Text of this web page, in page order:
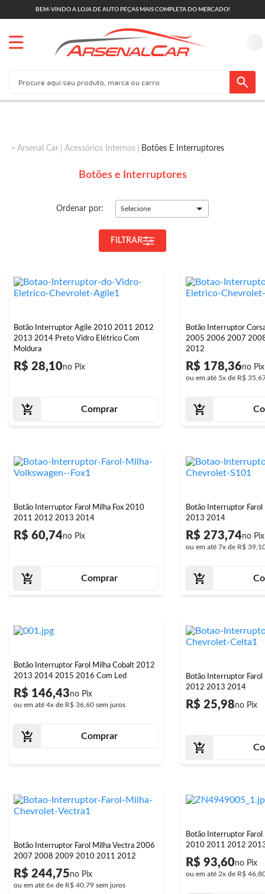
BEM-VINDO A LOJA DE AUTO PEÇAS MAIS COMPLETA DO MERCADO!
Arsenal Car Acessórios Internos Botões E Interruptores
Botões e Interruptores
Ordenar por: Selecione
FILTRAR
Botão Interruptor Agile 2010 2011 2012
2013 2014 Preto Vidro Elétrico Com
Moldura
R$ 28,10
Comprar
Botão Interruptor
2005 2006 2007
2012
R$ 178,36
ou em até 5x de R$
Botão Interruptor Farol Milha Fox 2010
2011 2012 2013 2014
R$ 60,74
Comprar
Botão Interruptor
2013 2014
R$ 273,74
ou em até 7x de R$
Botão Interruptor Farol Milha Cobalt 2012
2013 2014 2015 2016 Com Led
R$ 146,43
ou em até 4x de R$ 36,60 sem juros
Comprar
Botão Interruptor
2012 2013 2014
R$ 25,98
Botão Interruptor Farol Milha Vectra 2006
2007 2008 2009 2010 2011 2012
R$ 244,75
ou em até 6x de R$ 40,79 sem juros
Botão Interruptor
2010 2011 2012
R$ 93,60
ou em até 2x de R$